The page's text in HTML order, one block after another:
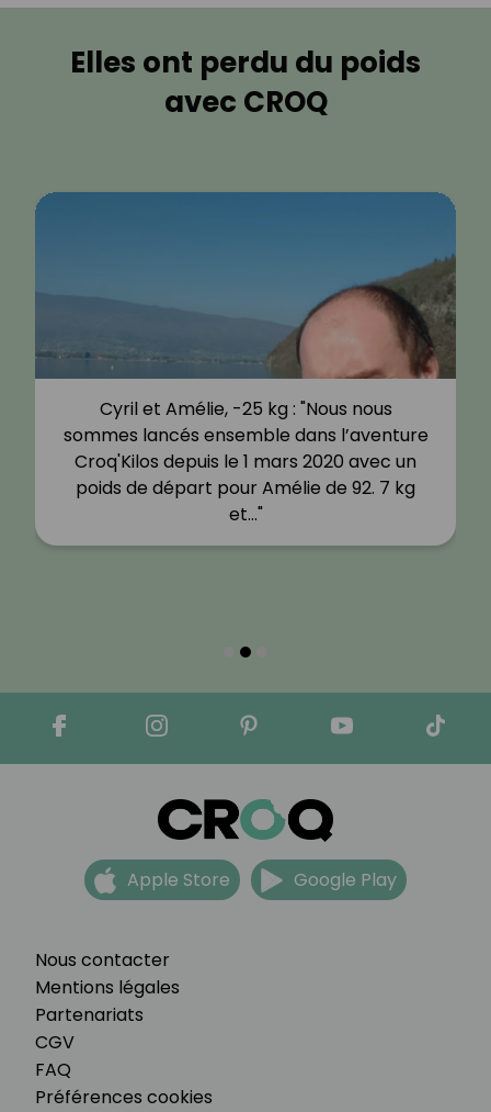
Elles ont perdu du poids
avec CROQ
Cyril et Amélie, -25 kg : "Nous nous
sommes lancés ensemble dans l’aventure
Croq'Kilos depuis le 1 mars 2020 avec un
poids de départ pour Amélie de 92. 7 kg
et…"
Nous contacter
Mentions légales
Partenariats
CGV
FAQ
Préférences cookies
Apple Store Google Play